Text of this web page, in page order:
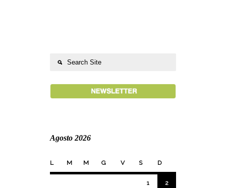
Agosto 2026
L M M G V S D
1 2